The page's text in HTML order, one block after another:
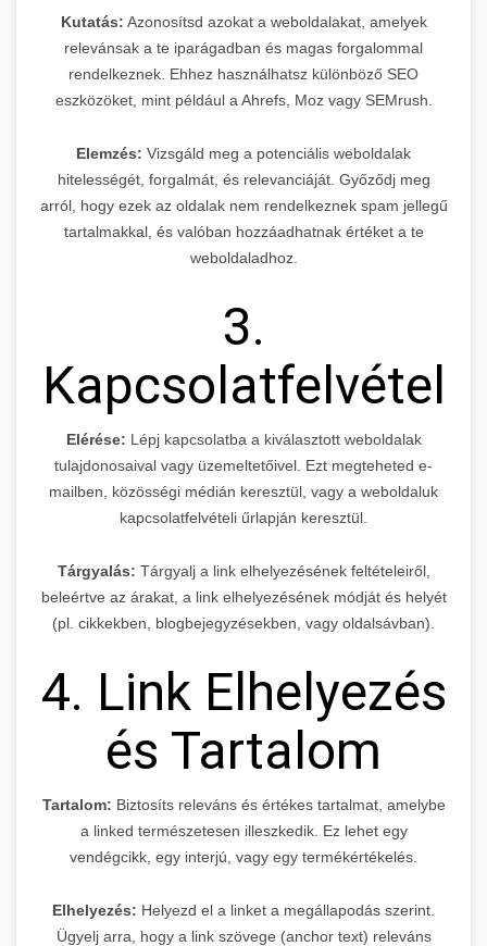
Kutatás: Azonosítsd azokat a weboldalakat, amelyek
relevánsak a te iparágadban és magas forgalommal
rendelkeznek. Ehhez használhatsz különböző SEO
eszközöket, mint például a Ahrefs, Moz vagy SEMrush.
Elemzés: Vizsgáld meg a potenciális weboldalak
hitelességét, forgalmát, és relevanciáját. Győződj meg
arról, hogy ezek az oldalak nem rendelkeznek spam jellegű
tartalmakkal, és valóban hozzáadhatnak értéket a te
weboldaladhoz.
3.
Kapcsolatfelvétel
Elérése: Lépj kapcsolatba a kiválasztott weboldalak
tulajdonosaival vagy üzemeltetőivel. Ezt megteheted e-
mailben, közösségi médián keresztül, vagy a weboldaluk
kapcsolatfelvételi űrlapján keresztül.
Tárgyalás: Tárgyalj a link elhelyezésének feltételeiről,
beleértve az árakat, a link elhelyezésének módját és helyét
(pl. cikkekben, blogbejegyzésekben, vagy oldalsávban).
4. Link Elhelyezés
és Tartalom
Tartalom: Biztosíts releváns és értékes tartalmat, amelybe
a linked természetesen illeszkedik. Ez lehet egy
vendégcikk, egy interjú, vagy egy termékértékelés.
Elhelyezés: Helyezd el a linket a megállapodás szerint.
Ügyelj arra, hogy a link szövege (anchor text) releváns